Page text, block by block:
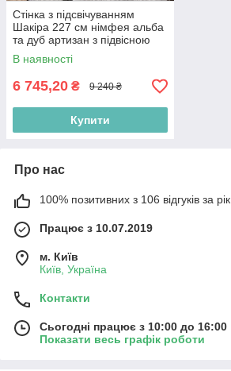
Стінка з підсвічуванням
Шакіра 227 см німфея альба
та дуб артизан з підвісною
шафою в зал
В наявності
6 745,20 ₴ 9 240 ₴
Купити
Про нас
100% позитивних з 106 відгуків за рік
Працює з 10.07.2019
м. Київ
Київ, Україна
Контакти
Сьогодні працює з 10:00 до 16:00
Показати весь графік роботи